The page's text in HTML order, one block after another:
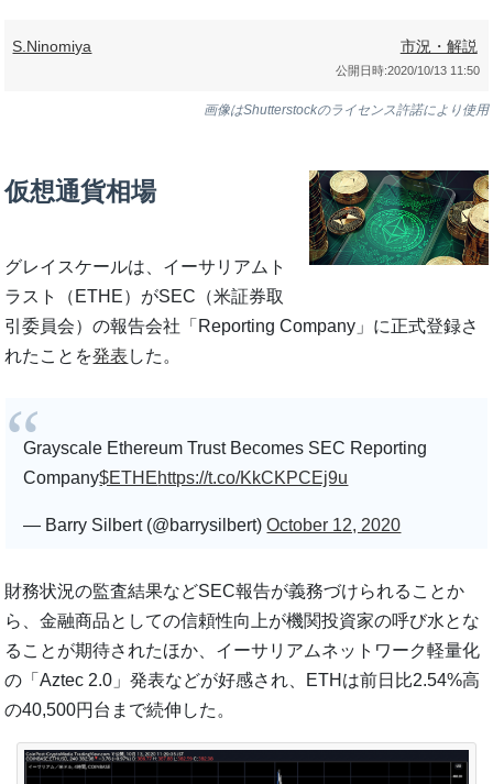
S.Ninomiya 市況・解説
公開日時:2020/10/13 11:50
画像はShutterstockのライセンス許諾により使用
仮想通貨相場
グレイスケールは、イーサリアムト
ラスト（ETHE）がSEC（米証券取
引委員会）の報告会社「Reporting Company」に正式登録さ
れたことを発表 した。
Grayscale Ethereum Trust Becomes SEC Reporting
Company$ETHEhttps://t.co/KkCKPCEj9u
— Barry Silbert (@barrysilbert)October 12, 2020
財務状況の監査結果などSEC報告が義務づけられることか
ら、金融商品としての信頼性向上が機関投資家の呼び水とな
ることが期待されたほか、イーサリアムネットワーク軽量化
の「Aztec 2.0」発表などが好感され、ETHは前日比2.54%高
の40,500円台まで続伸した。